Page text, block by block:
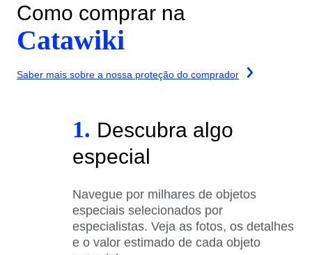
Como comprar na
Catawiki
Saber mais sobre a nossa proteção do comprador
1. Descubra algo
especial
Navegue por milhares de objetos
especiais selecionados por
especialistas. Veja as fotos, os detalhes
e o valor estimado de cada objeto